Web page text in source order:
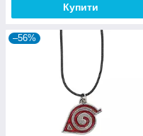
Купити
–56%